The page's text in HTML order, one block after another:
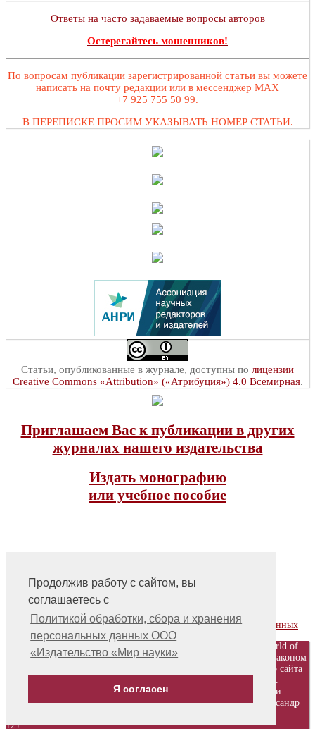
Продолжив работу с сайтом, вы
соглашаетесь с
Политикой обработки, сбора и хранения
персональных данных ООО
«Издательство «Мир науки»
Я согласен
Ответы на часто задаваемые вопросы авторов
Остерегайтесь мошенников!
По вопросам публикации зарегистрированной статьи вы можете
написать на почту редакции или в мессенджер MAX
+7 925 755 50 99.
В ПЕРЕПИСКЕ ПРОСИМ УКАЗЫВАТЬ НОМЕР СТАТЬИ.
Статьи, опубликованные в журнале, доступны по лицензии
Creative Commons «Attribution» («Атрибуция») 4.0 Всемирная.
Приглашаем Вас к публикации в других
журналах нашего издательства
Издать монографию
или учебное пособие
На главную
Контакты, учредитель, редакция
Политика обработки, сбора и хранения персональных данных
© ООО «Издательство «Мир науки» \ «Publishing company «World of
science», LLC Материалы, размещенные на сайте, охраняются Законом
о защите авторских прав. Публикация любых материалов этого сайта
Авторские права на размещенные на сайте научные публикации
принадлежат их авторам. Разработка и поддержка сайта - Александр
12+